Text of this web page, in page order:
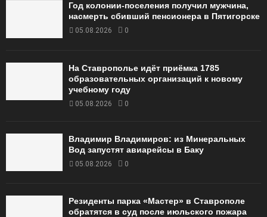
Год колонии-поселения получил мужчина,
насмерть сбивший пенсионера в Пятигорске
05.08.2026 0
На Ставрополье идёт приёмка 1785
образовательных организаций к новому
учебному году
05.08.2026 0
Владимир Владимиров: из Минеральных
Вод запустят авиарейсы в Баку
05.08.2026 0
Резиденты парка «Мастер» в Ставрополе
обратятся в суд после июльского пожара